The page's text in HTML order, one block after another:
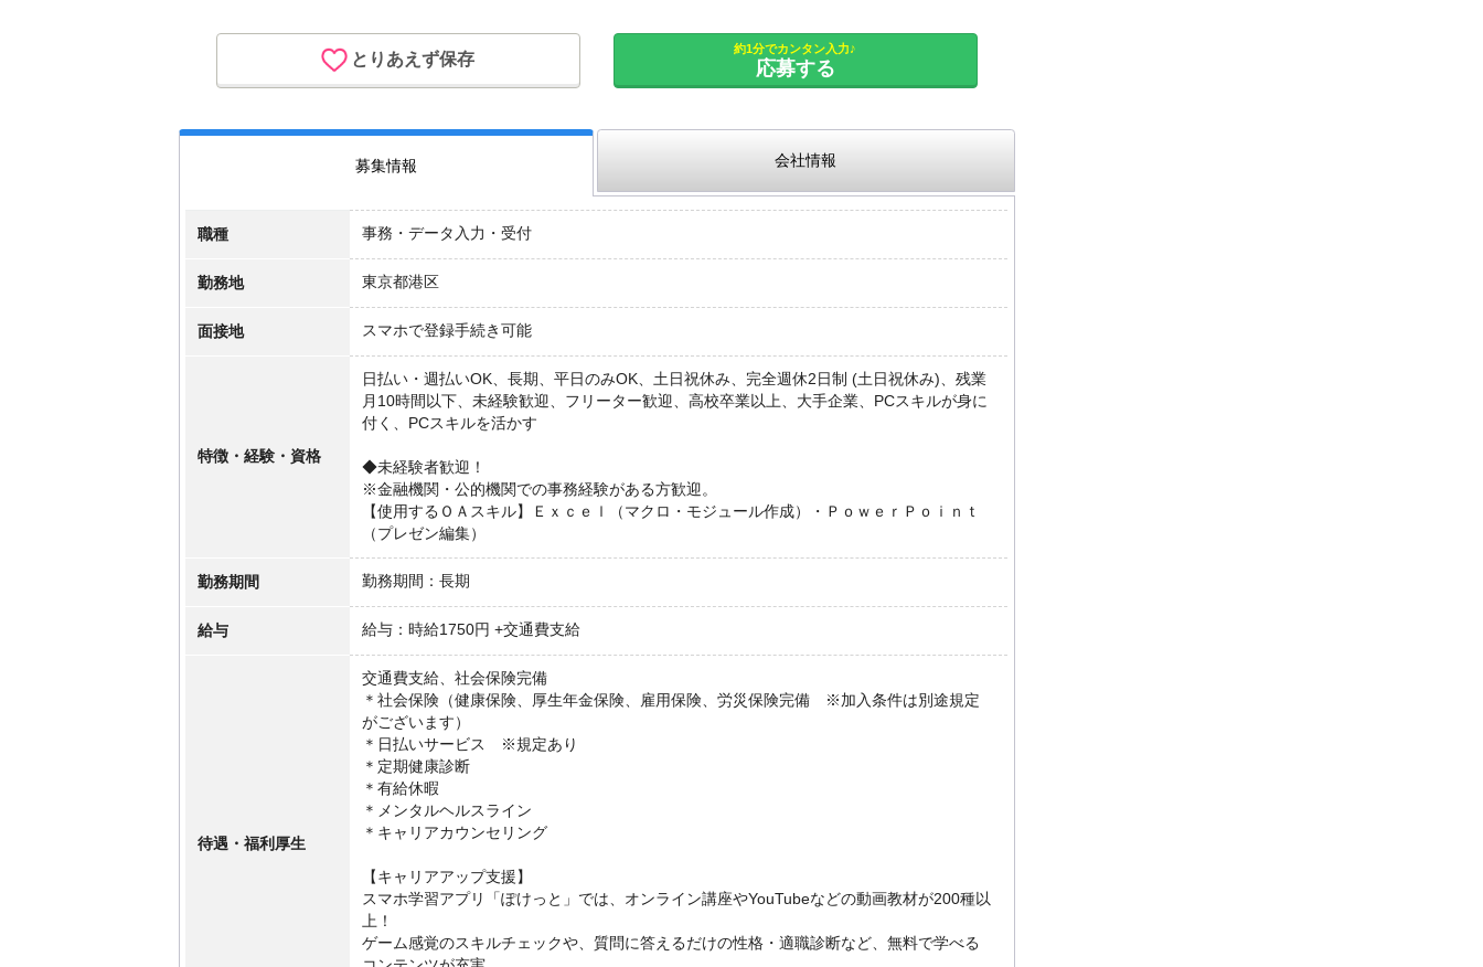
とりあえず保存
約1分でカンタン入力♪
応募する
募集情報 会社情報
職種 事務・データ入力・受付
勤務地 東京都港区
面接地 スマホで登録手続き可能
特徴・経験・資格
日払い・週払いOK、長期、平日のみOK、土日祝休み、完全週休2日制 (土日祝休み)、残業
月10時間以下、未経験歓迎、フリーター歓迎、高校卒業以上、大手企業、PCスキルが身に
付く、PCスキルを活かす
◆未経験者歓迎！
※金融機関・公的機関での事務経験がある方歓迎。
【使用するＯＡスキル】Ｅｘｃｅｌ（マクロ・モジュール作成）・ＰｏｗｅｒＰｏｉｎｔ
（プレゼン編集）
勤務期間 勤務期間：長期
給与 給与：時給1750円 +交通費支給
待遇・福利厚生
交通費支給、社会保険完備
＊社会保険（健康保険、厚生年金保険、雇用保険、労災保険完備 ※加入条件は別途規定
がございます）
＊日払いサービス ※規定あり
＊定期健康診断
＊有給休暇
＊メンタルヘルスライン
＊キャリアカウンセリング
【キャリアアップ支援】
スマホ学習アプリ「ぽけっと」では、オンライン講座やYouTubeなどの動画教材が200種以
上！
ゲーム感覚のスキルチェックや、質問に答えるだけの性格・適職診断など、無料で学べる